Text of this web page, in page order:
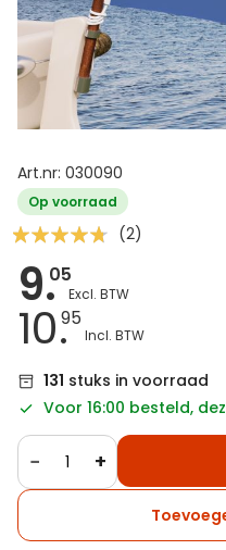
Art.nr: 030090
Op voorraad
Waardering:
(2)
9.05
10.95
131 stuks in voorraad
Voor 16:00 besteld,
− +